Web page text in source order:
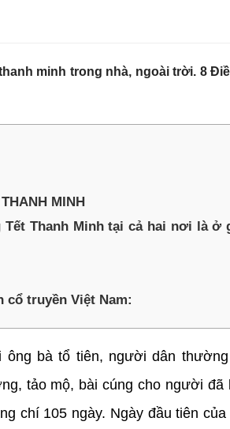
minh trong nhà, ngoài trời. 8
MINH
Thanh Minh tại cả hai nơi là ở
cổ truyền Việt Nam:
bà tổ tiên, người dân
tảo mộ, bài cúng cho người đã
chí 105 ngày. Ngày đầu tiên của